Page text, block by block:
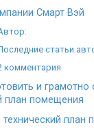
Смарт Вэй
статьи
комментария
и
план помещения
технический план